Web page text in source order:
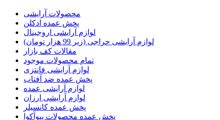
محصولات آرایشی
پخش عمده ادکلن
لوازم آرایشی اروجینال
لوازم آرایشی حراجی (زیر 99 هزار تومان)
مقالات کف بازار
تمام محصولات موجود
لوازم آرایشی فانتزی
پخش عمده ضد آفتاب
لوازم آرایشی عمده
لوازم آرایشی ارزان
پخش عمده کانسیلر
پخش عمده محصولات بیوآکوا